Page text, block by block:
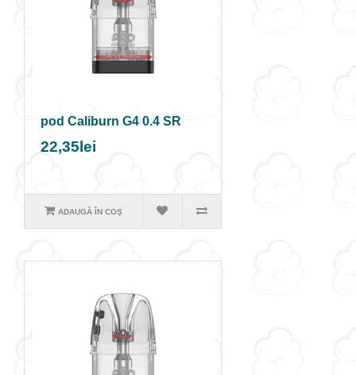
pod Caliburn G4 0.4 SR
22,35lei
ADAUGĂ ÎN COŞ